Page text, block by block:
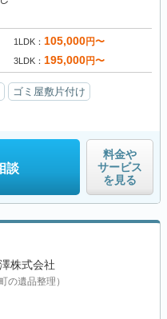
1LDK 105,000円〜
3LDK 195,000円〜
ゴミ屋敷片付け
談
料金や
サービス
を見る
株式会社
の遺品整理）